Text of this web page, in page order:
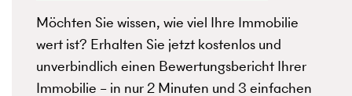
Möchten Sie wissen, wie viel Ihre Immobilie
wert ist? Erhalten Sie jetzt kostenlos und
unverbindlich einen Bewertungsbericht Ihrer
Immobilie – in nur 2 Minuten und 3 einfachen